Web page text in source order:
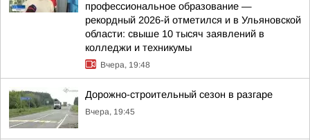
профессиональное образование —
рекордный 2026-й отметился и в Ульяновской
области: свыше 10 тысяч заявлений в
колледжи и техникумы
Вчера, 19:48
Дорожно-строительный сезон в разгаре
Вчера, 19:45